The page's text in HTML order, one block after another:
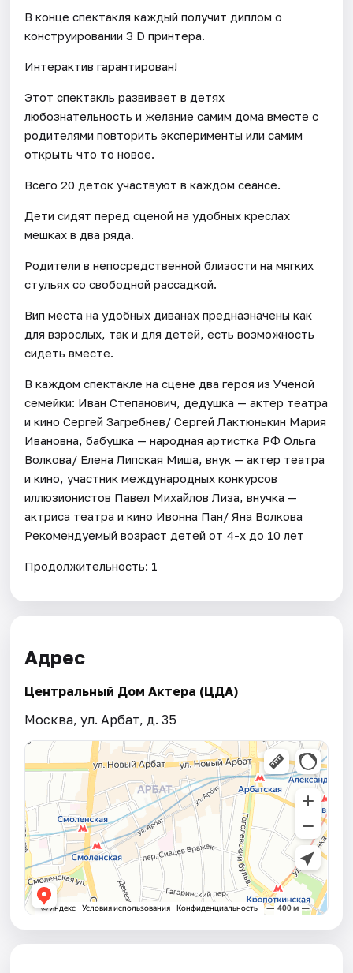
В конце спектакля каждый получит диплом о
конструировании 3 D принтера.
Интерактив гарантирован!
Этот спектакль развивает в детях
любознательность и желание самим дома вместе с
родителями повторить эксперименты или самим
открыть что то новое.
Всего 20 деток участвуют в каждом сеансе.
Дети сидят перед сценой на удобных креслах
мешках в два ряда.
Родители в непосредственной близости на мягких
стульях со свободной рассадкой.
Вип места на удобных диванах предназначены как
для взрослых, так и для детей, есть возможность
сидеть вместе.
В каждом спектакле на сцене два героя из Ученой
семейки: Иван Степанович, дедушка — актер театра
и кино Сергей Загребнев/ Сергей Лактюнькин Мария
Ивановна, бабушка — народная артистка РФ Ольга
Волкова/ Елена Липская Миша, внук — актер театра
и кино, участник международных конкурсов
иллюзионистов Павел Михайлов Лиза, внучка —
актриса театра и кино Ивонна Пан/ Яна Волкова
Рекомендуемый возраст детей от 4-х до 10 лет
Продолжительность: 1
Адрес
Центральный Дом Актера (ЦДА)
Москва, ул. Арбат, д. 35